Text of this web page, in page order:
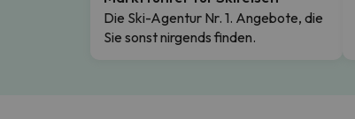
Die Ski-Agentur Nr. 1. Angebote, die
Sie sonst nirgends finden.